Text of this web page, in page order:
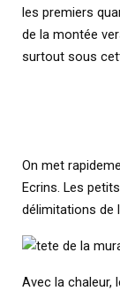
les premiers
de la montée
surtout sous
On met
Ecrins. Les
délimitations de
Avec la chaleur,